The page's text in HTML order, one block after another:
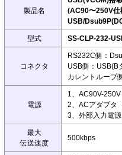
製品名
(AC90〜250V仕
USB/
型式 SS-CLP-232-
コネクタ
RS232C側：
USB側：USB(B
カレントループ
電源
1、AC90V-250V
2、ACアダプタ
3、外部入力電
最大
伝送速度
500kbps